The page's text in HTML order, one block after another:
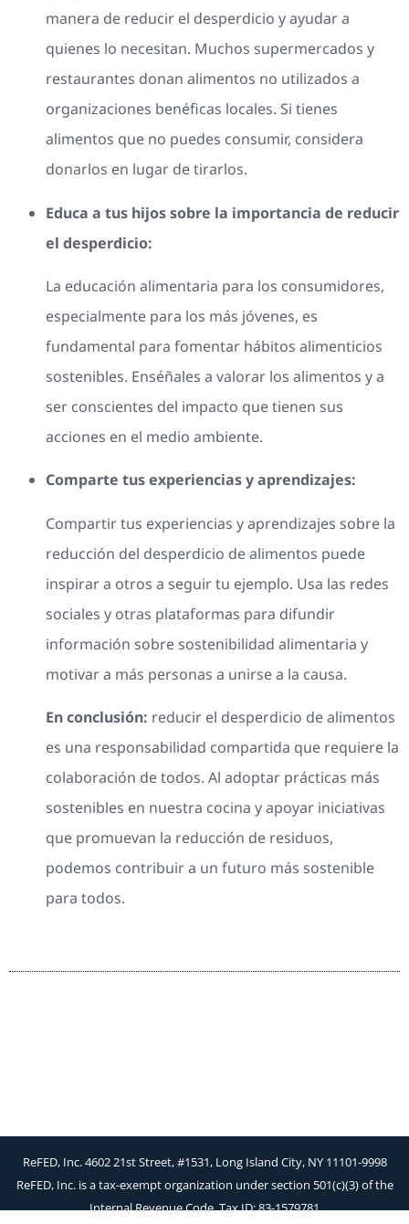
manera de reducir el desperdicio y ayudar a
quienes lo necesitan. Muchos supermercados y
restaurantes donan alimentos no utilizados a
organizaciones benéficas locales. Si tienes
alimentos que no puedes consumir, considera
donarlos en lugar de tirarlos.
Educa a tus hijos sobre la importancia de reducir
el desperdicio:
La educación alimentaria para los consumidores,
especialmente para los más jóvenes, es
fundamental para fomentar hábitos alimenticios
sostenibles. Enséñales a valorar los alimentos y a
ser conscientes del impacto que tienen sus
acciones en el medio ambiente.
Comparte tus experiencias y aprendizajes:
Compartir tus experiencias y aprendizajes sobre la
reducción del desperdicio de alimentos puede
inspirar a otros a seguir tu ejemplo. Usa las redes
sociales y otras plataformas para difundir
información sobre sostenibilidad alimentaria y
motivar a más personas a unirse a la causa.
En conclusión: reducir el desperdicio de alimentos
es una responsabilidad compartida que requiere la
colaboración de todos. Al adoptar prácticas más
sostenibles en nuestra cocina y apoyar iniciativas
que promuevan la reducción de residuos,
podemos contribuir a un futuro más sostenible
para todos.
ReFED, Inc. 4602 21st Street, #1531, Long Island City, NY 11101-9998
ReFED, Inc. is a tax-exempt organization under section 501(c)(3) of the
Internal Revenue Code. Tax ID: 83-1579781